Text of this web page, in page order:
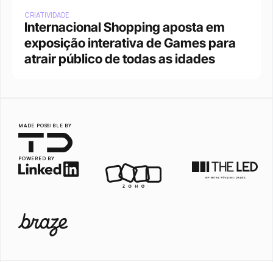
CRIATIVIDADE
Internacional Shopping aposta em
exposição interativa de Games para
atrair público de todas as idades
MADE POSSIBLE BY
POWERED BY